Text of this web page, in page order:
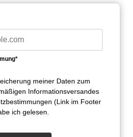
meiner Daten zum
Informationsversandes
(Link im Footer
ich gelesen.